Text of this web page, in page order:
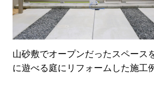
山砂敷でオープンだったスペース
に遊べる庭にリフォームした施工